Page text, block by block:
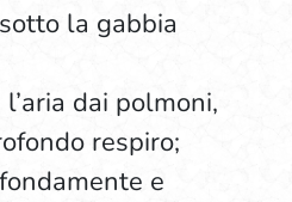
la gabbia
dai polmoni,
respiro;
e